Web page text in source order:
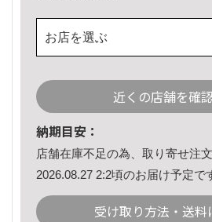
お店を選ぶ
近くの店舗を確
納期目安：
店舗在庫不足の為、取り寄せ注
2026.08.27 2:2頃のお届け予定で
受け取り方法・送料